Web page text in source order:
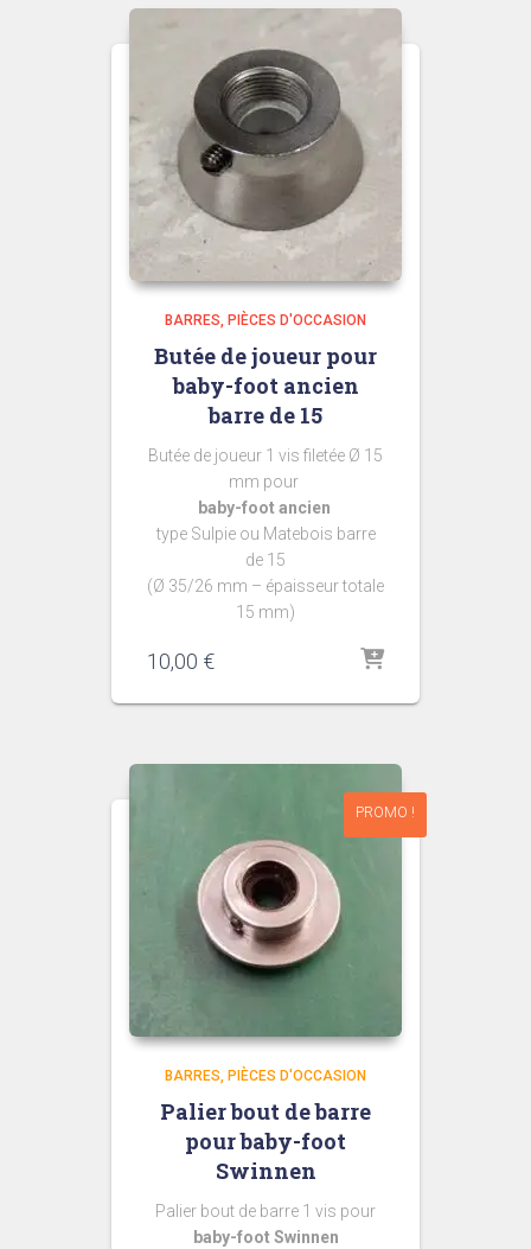
BARRES PIÈCES D'OCCASION
Butée de joueur pour
baby-foot ancien
barre de 15
Butée de joueur 1 vis filetée Ø 15
mm pour
baby-foot ancien
type Sulpie ou Matebois barre
de 15
(Ø 35/26 mm – épaisseur totale
15 mm)
10,00 €
PROMO !
BARRES PIÈCES D'OCCASION
Palier bout de barre
pour baby-foot
Swinnen
Palier bout de barre 1 vis pour
baby-foot Swinnen